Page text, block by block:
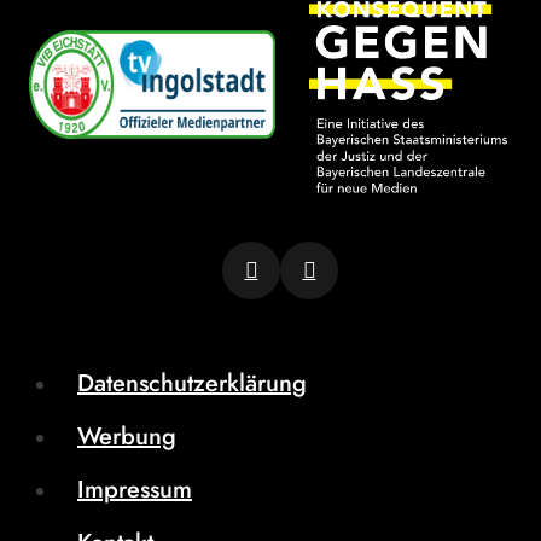
Datenschutzerklärung
Werbung
Impressum